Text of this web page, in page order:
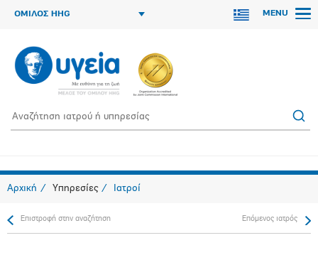
ΟΜΙΛΟΣ HHG MENU
Αρχική Υπηρεσίες Ιατροί
Επιστροφή στην αναζήτηση Επόμενος ιατρός